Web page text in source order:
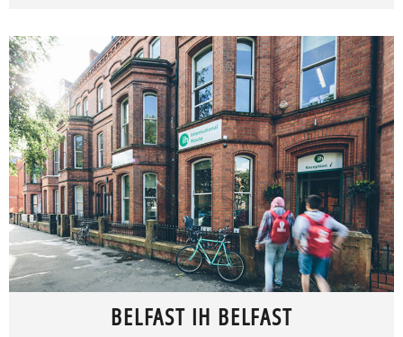
BELFAST IH BELFAST